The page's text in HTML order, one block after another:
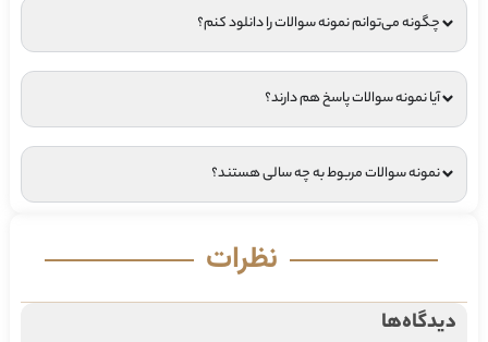
چگونه می‌توانم نمونه سوالات را دانلود کنم؟
آیا نمونه سوالات پاسخ هم دارند؟
نمونه سوالات مربوط به چه سالی هستند؟
نظرات
دیدگاه‌ها